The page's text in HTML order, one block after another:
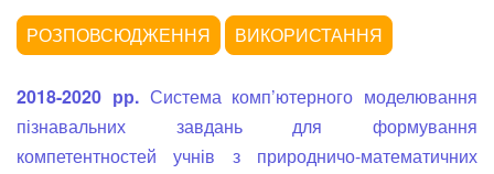
2018-2020 рр.Система комп’ютерного моделювання
пізнавальних завдань для формування
компетентностей учнів з природничо-математичних